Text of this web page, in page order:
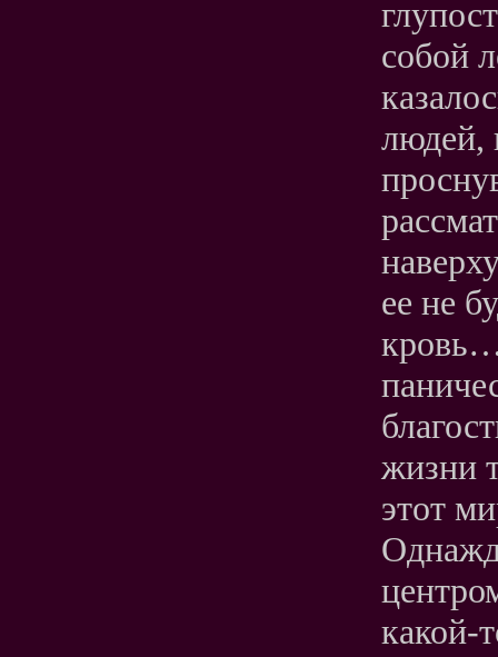
собой
людей,
ее не
жизни
этот
какой-